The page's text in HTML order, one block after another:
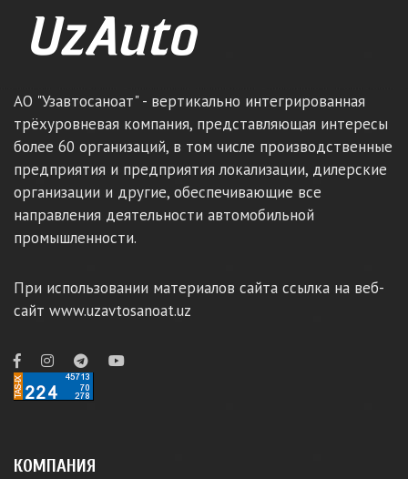
АО "Узавтосаноат" - вертикально интегрированная
трёхуровневая компания, представляющая интересы
более 60 организаций, в том числе производственные
предприятия и предприятия локализации, дилерские
организации и другие, обеспечивающие все
направления деятельности автомобильной
промышленности.
При использовании материалов сайта ссылка на веб-
сайт www.uzavtosanoat.uz
КОМПАНИЯ